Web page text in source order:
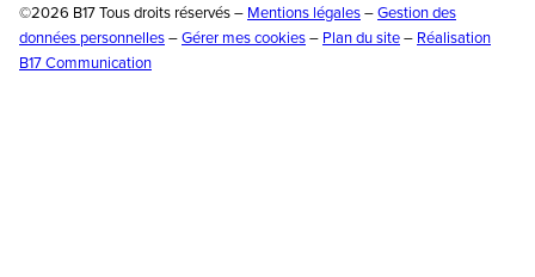
©2026 B17 Tous droits réservés – Mentions légales–Gestion des
données personnelles–Gérer mes cookies– Plan du site– Réalisation
B17 Communication